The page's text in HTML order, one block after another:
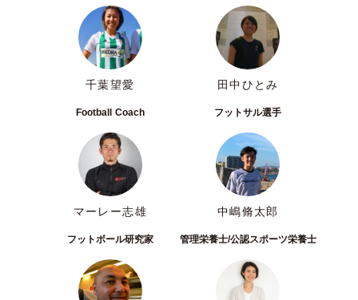
千葉望愛 田中ひとみ
Football Coach
マーレー志雄
フットサル選手
中嶋脩太郎
フットボール研究家 管理栄養士/公認スポーツ栄養士